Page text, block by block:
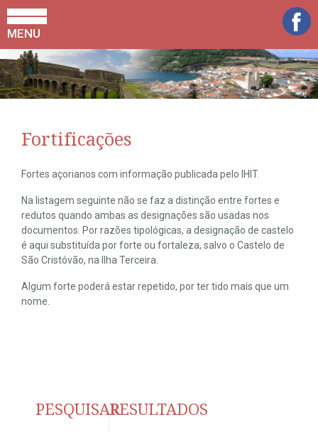
MENU
Fortificações
Fortes açorianos com informação publicada pelo IHIT.
Na listagem seguinte não se faz a distinção entre fortes e
redutos quando ambas as designações são usadas nos
documentos. Por razões tipológicas, a designação de castelo
é aqui substituída por forte ou fortaleza, salvo o Castelo de
São Cristóvão, na Ilha Terceira.
Algum forte poderá estar repetido, por ter tido mais que um
nome.
PESQUISARRESULTADOS